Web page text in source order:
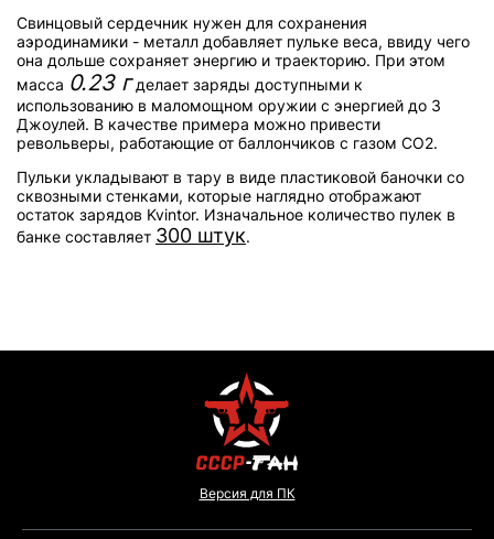
Свинцовый сердечник нужен для сохранения
аэродинамики - металл добавляет пульке веса, ввиду чего
она дольше сохраняет энергию и траекторию. При этом
масса 0.23 гделает заряды доступными к
использованию в маломощном оружии с энергией до 3
Джоулей. В качестве примера можно привести
револьверы, работающие от баллончиков с газом СО2.
Пульки укладывают в тару в виде пластиковой баночки со
сквозными стенками, которые наглядно отображают
остаток зарядов Kvintor. Изначальное количество пулек в
банке составляет 300 штук.
Версия для ПК